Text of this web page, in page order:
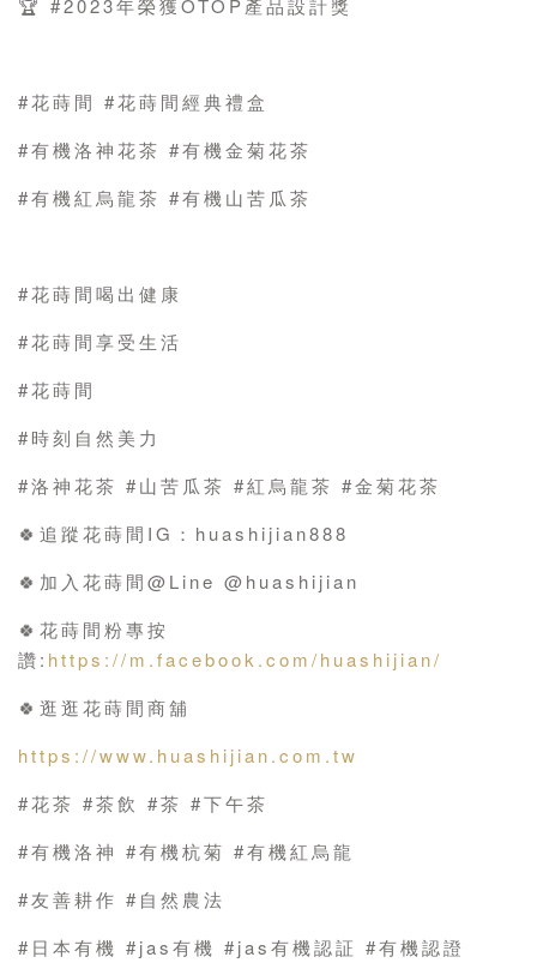
#花蒔間 #花蒔間經典禮盒
#有機洛神花茶 #有機金菊花茶
#有機紅烏龍茶 #有機山苦瓜茶
#花蒔間喝出健康
#花蒔間享受生活
#花蒔間
#時刻自然美力
#洛神花茶 #山苦瓜茶 #紅烏龍茶 #金菊花茶
🍀追蹤花蒔間IG：huashijian888
🍀加入花蒔間@Line @huashijian
🍀花蒔間粉專按
讚: https://m.facebook.com/huashijian/
🍀逛逛花蒔間商舖
https://www.huashijian.com.tw
#花茶 #茶飲 #茶 #下午茶
#有機洛神 #有機杭菊 #有機紅烏龍
#友善耕作 #自然農法
#日本有機 #jas有機 #jas有機認証 #有機認證